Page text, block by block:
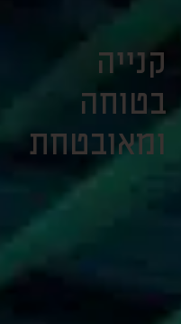
קנייה
בטוחה
ומאובטחת